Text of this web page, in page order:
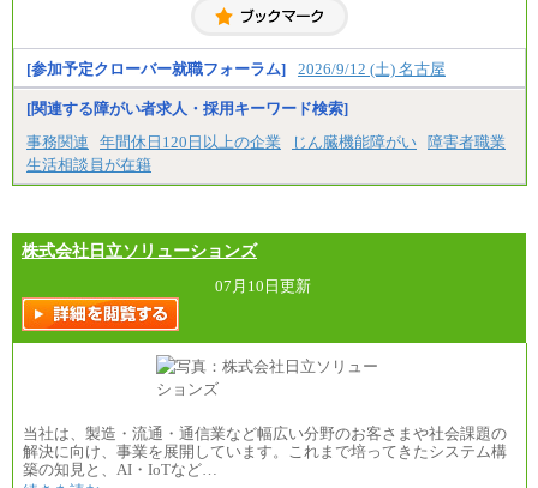
⑱月給212,000円以上
⑳月給205,000円以上
㉑月給185,000 円以上
㉒月給185,000 円以上
※全コース共通※ 能力・経験・勤務地などにより
異なります
※試用期間中も給与に変更はございません。
【会計年度任用職員】初任給/2026年4月実績
週20時間勤務 月給：11万3,499円
(注)上記の初任給は、給料月額に一律地域手当を加え
たものです。
中途：
【正規職員・行政一般（初任給）】初任給
月給：22万7,202円～(一律地域手当を含む)
(注)試用期間中も給与に変更はありません。
(注)上記の初任給は、高校卒業後の新卒の場合で給料
経験年数を加味した金額となります。
(注)採用時までに給与改定があった場合は、改訂後の
額となります。
【会計年度任用職員】初任給
週30時間勤務 月給：17万248円
週20時間勤務 月給：11万3,499円
(注)上記の初任給は、給料月額に一律地域手当を加え
たものです。
[参加予定クローバー就職フォーラム] 2026/9/12 (土) 名古屋
[関連する障がい者求人・採用キーワード検索]
事務関連
年間休日120日以上の企業 じん臓機能障がい 障害者職業
生活相談員が在籍
株式会社日立ソリューションズ
07月10日更新
当社は、製造・流通・通信業など幅広い分野のお客さまや社会課題の
解決に向け、事業を展開しています。これまで培ってきたシステム構
築の知見と、AI・IoTなど…